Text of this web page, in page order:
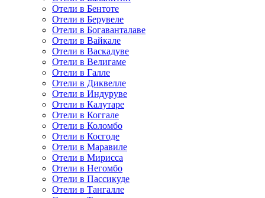
Отели в Бентоте
Отели в Берувеле
Отели в Богаванталаве
Отели в Вайкале
Отели в Васкадуве
Отели в Велигаме
Отели в Галле
Отели в Диквелле
Отели в Индуруве
Отели в Калутаре
Отели в Коггале
Отели в Коломбо
Отели в Косгоде
Отели в Маравиле
Отели в Мирисса
Отели в Негомбо
Отели в Пассикуде
Отели в Тангалле